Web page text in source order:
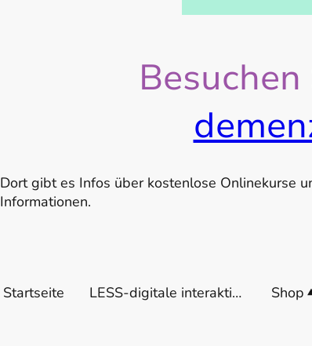
Dort gibt es Infos über kostenlose Onlinekurse
Informationen.
Startseite LESS-digitale interaktive Datenbank Shop